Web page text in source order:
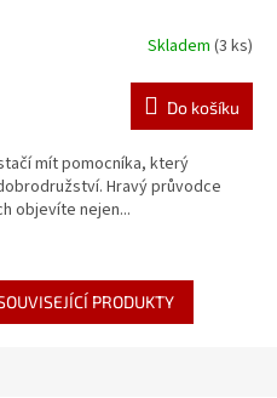
Skladem (3 ks)
Do košíku
mít pomocníka, který
Hravý průvodce
objevíte nejen...
PRODUKTY